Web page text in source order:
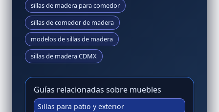
sillas de madera para comedor
sillas de comedor de madera
modelos de sillas de madera
sillas de madera CDMX
Guías relacionadas sobre muebles
Sillas para patio y exterior